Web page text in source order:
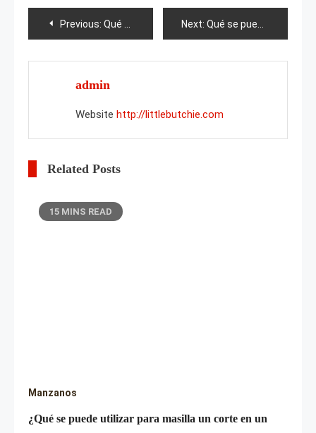
Post
navigation
Previous: Qué se puede hacer con la corteza de abedul? Next: Qué se puede plantar junto a los albaricoques?
admin
Website http://littlebutchie.com
Related Posts
15 MINS READ
Manzanos
¿Qué se puede utilizar para masilla un corte en un